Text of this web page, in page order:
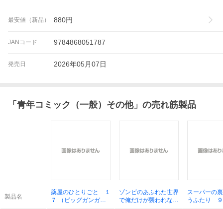
最安値（新品） 880円
JANコード 9784868051787
発売日 2026年05月07日
「 青年コミック（一般）その他」の売れ筋製品
製品名
薬屋のひとりごと １
７ （ビッグガンガン
ゾンビのあふれた世界
で俺だけが襲われな
スーパーの
うふたり